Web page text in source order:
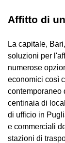
Affitto di
La capitale,
soluzioni per
numerose
economici così
contemporaneo
centinaia di
di ufficio in
e commerciali
stazioni di